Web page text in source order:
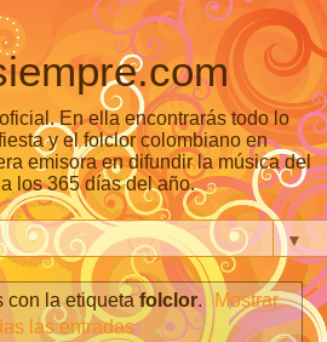
En ella encontrarás todo lo
y el folclor colombiano en
emisora en difundir la música del
los 365 días del año.
▼
con la etiquetafolclor. Mostrar
las entradas